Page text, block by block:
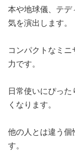
本や地球儀、テ
気を演出します。
コンパクトなミ
力です。
日常使いにぴっ
くなります。
他の人とは違う
す。